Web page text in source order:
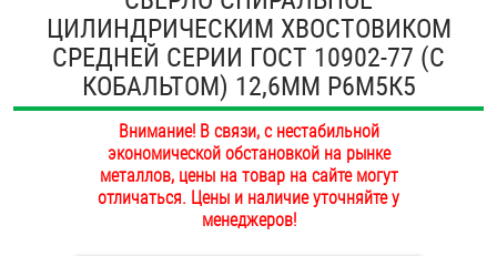
ОПЛАТА И ДОСТАВКА
НАШИ МАГАЗИНЫ
Втулки
Гайки
Дюбели
Дюймовый крепёж
ЦИЛИНДРИЧЕСКИМ ХВОСТОВИКОМ
СРЕДНЕЙ СЕРИИ ГОСТ 10902-77 (С
КОБАЛЬТОМ) 12,6ММ Р6М5К5
Внимание! В связи, с нестабильной
экономической обстановкой на рынке
металлов, цены на товар на сайте могут
отличаться. Цены и наличие уточняйте у
менеджеров!